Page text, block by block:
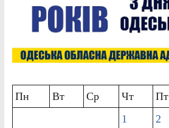
Пн Вт Ср Чт Пт
1
2